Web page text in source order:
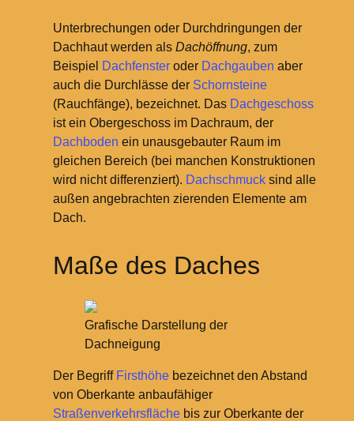
Unterbrechungen oder Durchdringungen der
Dachhaut werden als Dachöffnung, zum
Beispiel Dachfensteroder Dachgauben aber
auch die Durchlässe der Schornsteine
(Rauchfänge), bezeichnet. Das Dachgeschoss
ist ein Obergeschoss im Dachraum, der
Dachboden ein unausgebauter Raum im
gleichen Bereich (bei manchen Konstruktionen
wird nicht differenziert). Dachschmucksind alle
außen angebrachten zierenden Elemente am
Dach.
Maße des Daches
Grafische Darstellung der
Dachneigung
Der Begriff Firsthöhebezeichnet den Abstand
von Oberkante anbaufähiger
Straßenverkehrsflächebis zur Oberkante der